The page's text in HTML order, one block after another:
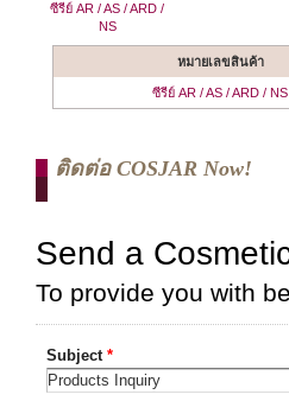
ซีรีย์ AR / AS / ARD /
NS
หมายเลขสินค้า
ซีรีย์ AR / AS / ARD / NS
ติดต่อ COSJAR Now!